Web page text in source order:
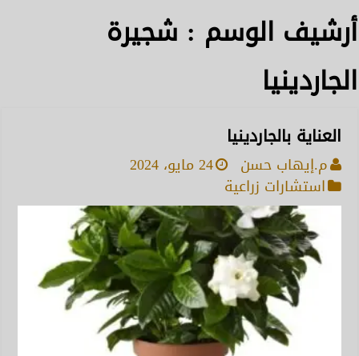
أرشيف الوسم : شجيرة
الجاردينيا
العناية بالجاردينيا
م.إيهاب حسن 24 مايو، 2024
استشارات زراعية